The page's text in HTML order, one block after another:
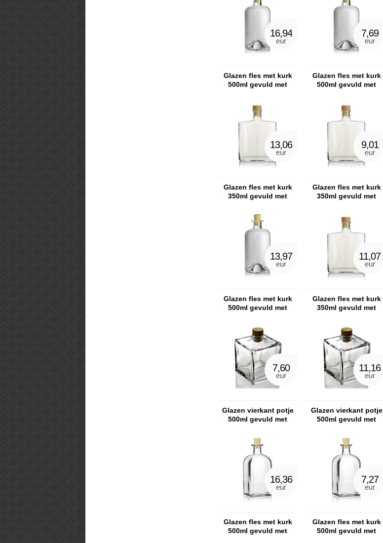
16,94
eur
Glazen fles met kurk
500ml gevuld met
7,69
eur
Glazen fles met kurk
500ml gevuld met
Glazen fles met kurk
350ml gevuld met
13,06
eur
Glazen fles met kurk
350ml gevuld met
9,01
eur
Glazen fles met kurk
500ml gevuld met
13,97
eur
Glazen fles met kurk
350ml gevuld met
11,07
eur
Glazen vierkant potje
500ml gevuld met
7,60
eur
Glazen vierkant potje
500ml gevuld met
11,16
eur
Glazen fles met kurk
500ml gevuld met
16,36
eur
Glazen fles met kurk
500ml gevuld met
7,27
eur